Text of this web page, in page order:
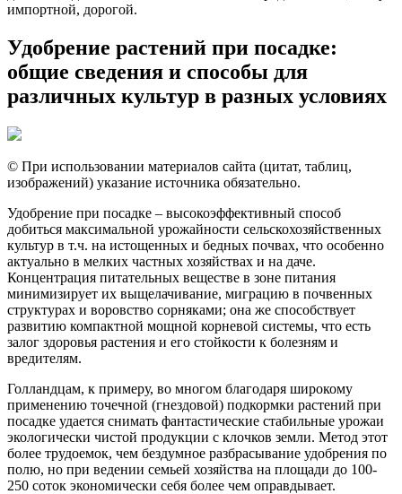
импортной, дорогой.
Удобрение растений при посадке:
общие сведения и способы для
различных культур в разных условиях
© При использовании материалов сайта (цитат, таблиц,
изображений) указание источника обязательно.
Удобрение при посадке – высокоэффективный способ
добиться максимальной урожайности сельскохозяйственных
культур в т.ч. на истощенных и бедных почвах, что особенно
актуально в мелких частных хозяйствах и на даче.
Концентрация питательных веществе в зоне питания
минимизирует их выщелачивание, миграцию в почвенных
структурах и воровство сорняками; она же способствует
развитию компактной мощной корневой системы, что есть
залог здоровья растения и его стойкости к болезням и
вредителям.
Голландцам, к примеру, во многом благодаря широкому
применению точечной (гнездовой) подкормки растений при
посадке удается снимать фантастические стабильные урожаи
экологически чистой продукции с клочков земли. Метод этот
более трудоемок, чем бездумное разбрасывание удобрения по
полю, но при ведении семьей хозяйства на площади до 100-
250 соток экономически себя более чем оправдывает.